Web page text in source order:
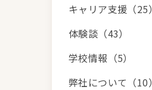
キャリア支援（25）
体験談（43）
学校情報（5）
弊社について（10）